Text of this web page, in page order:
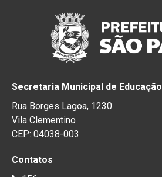
Secretaria Municipal de Educação
Rua Borges Lagoa, 1230
Vila Clementino
CEP: 04038-003
Contatos